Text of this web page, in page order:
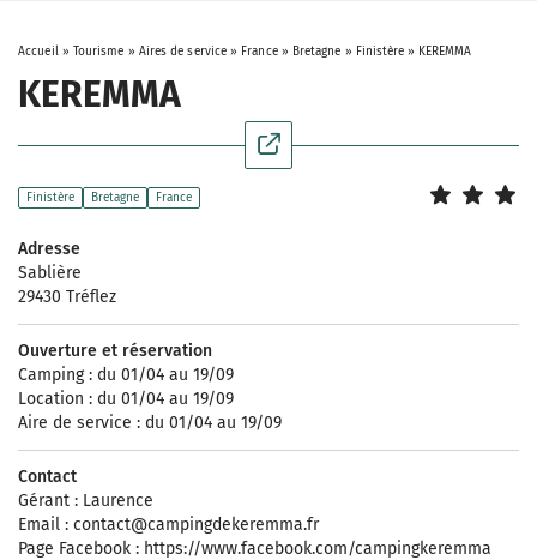
Accueil» Tourisme » Aires de service » France» Bretagne » Finistère » KEREMMA
KEREMMA
Finistère Bretagne France
Adresse
Sablière
29430 Tréflez
Ouverture et réservation
Camping : du 01/04 au 19/09
Location : du 01/04 au 19/09
Aire de service : du 01/04 au 19/09
Contact
Gérant : Laurence
Email : contact@campingdekeremma.fr
Page Facebook : https://www.facebook.com/campingkeremma